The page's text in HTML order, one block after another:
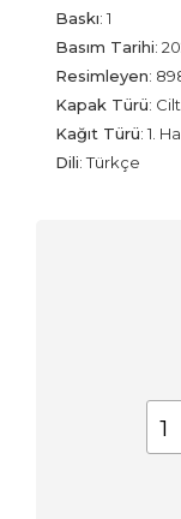
Baskı: 1
Basım Tarihi:
Resimleyen:
Kapak Türü:
Kağıt Türü: 1.
Dili:Türkçe